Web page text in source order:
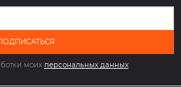
моих персональных данных